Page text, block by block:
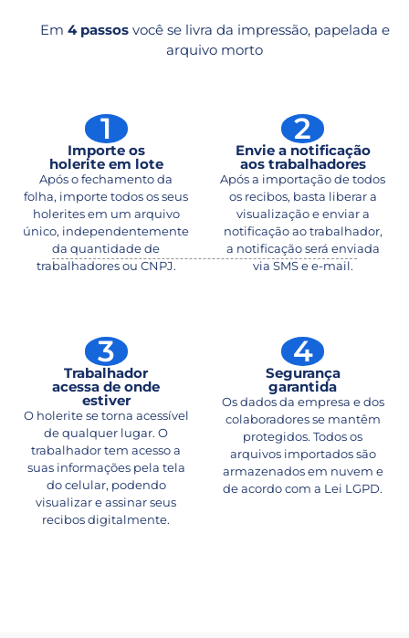
Em 4 passosvocê se livra da impressão, papelada e
arquivo morto
1
Importe os
holerite em lote
Após o fechamento da
folha, importe todos os seus
holerites em um arquivo
único, independentemente
da quantidade de
trabalhadores ou CNPJ.
2
Envie a notificação
aos trabalhadores
Após a importação de todos
os recibos, basta liberar a
visualização e enviar a
notificação ao trabalhador,
a notificação será enviada
via SMS e e-mail.
3
Trabalhador
acessa de onde
estiver
O holerite se torna acessível
de qualquer lugar. O
trabalhador tem acesso a
suas informações pela tela
do celular, podendo
visualizar e assinar seus
recibos digitalmente.
4
Segurança
garantida
Os dados da empresa e dos
colaboradores se mantêm
protegidos. Todos os
arquivos importados são
armazenados em nuvem e
de acordo com a Lei LGPD.